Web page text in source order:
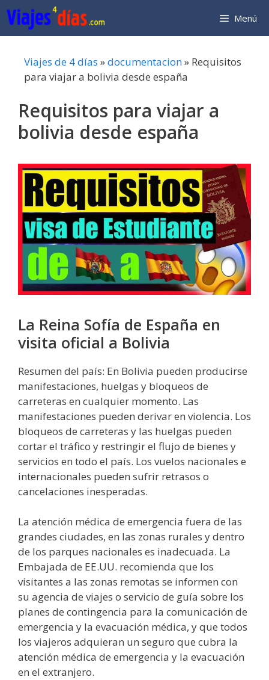
Saltar
al
contenido
Menú
Viajes de 4 días »documentacion» Requisitos
para viajar a bolivia desde españa
Requisitos para viajar a
bolivia desde españa
La Reina Sofía de España en
visita oficial a Bolivia
Resumen del país: En Bolivia pueden producirse
manifestaciones, huelgas y bloqueos de
carreteras en cualquier momento. Las
manifestaciones pueden derivar en violencia. Los
bloqueos de carreteras y las huelgas pueden
cortar el tráfico y restringir el flujo de bienes y
servicios en todo el país. Los vuelos nacionales e
internacionales pueden sufrir retrasos o
cancelaciones inesperadas.
La atención médica de emergencia fuera de las
grandes ciudades, en las zonas rurales y dentro
de los parques nacionales es inadecuada. La
Embajada de EE.UU. recomienda que los
visitantes a las zonas remotas se informen con
su agencia de viajes o servicio de guía sobre los
planes de contingencia para la comunicación de
emergencia y la evacuación médica, y que todos
los viajeros adquieran un seguro que cubra la
atención médica de emergencia y la evacuación
en el extranjero.